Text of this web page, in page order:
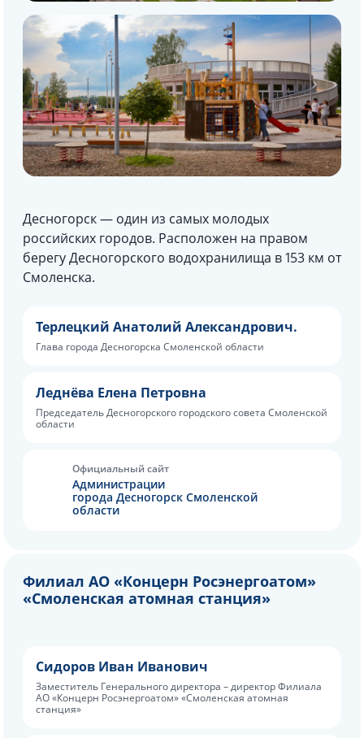
Десногорск — один из самых молодых
российских городов. Расположен на правом
берегу Десногорского водохранилища в 153 км от
Смоленска.
Терлецкий Анатолий Александрович.
Глава города Десногорска Смоленской области
Леднёва Елена Петровна
Председатель Десногорского городского совета Смоленской
области
Официальный сайт
Aдминистрации
города Десногорск Смоленской
области
Филиал АО «Концерн Росэнергоатом»
«Смоленская атомная станция»
Сидоров Иван Иванович
Заместитель Генерального директора – директор Филиала
АО «Концерн Росэнергоатом» «Смоленская атомная
станция»